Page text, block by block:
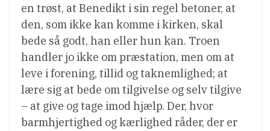
en trøst, at Benedikt i sin regel betoner, at
den, som ikke kan komme i kirken, skal
bede så godt, han eller hun kan. Troen
handler jo ikke om præstation, men om at
leve i forening, tillid og taknemlighed; at
lære sig at bede om tilgivelse og selv tilgive
– at give og tage imod hjælp. Der, hvor
barmhjertighed og kærlighed råder, der er